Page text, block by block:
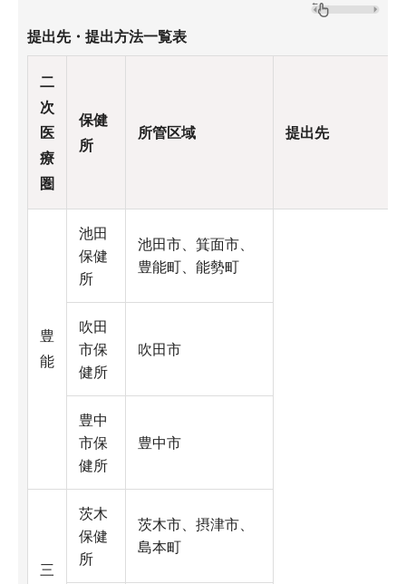
提出先・提出方法一覧表
二
次
医
療
圏
保健
所
所管区域 提出先
豊
能
池田
保健
所
池田市、箕面市、
豊能町、能勢町
吹田
市保
健所
吹田市
豊中
市保
健所
豊中市
三
茨木
保健
所
茨木市、摂津市、
島本町